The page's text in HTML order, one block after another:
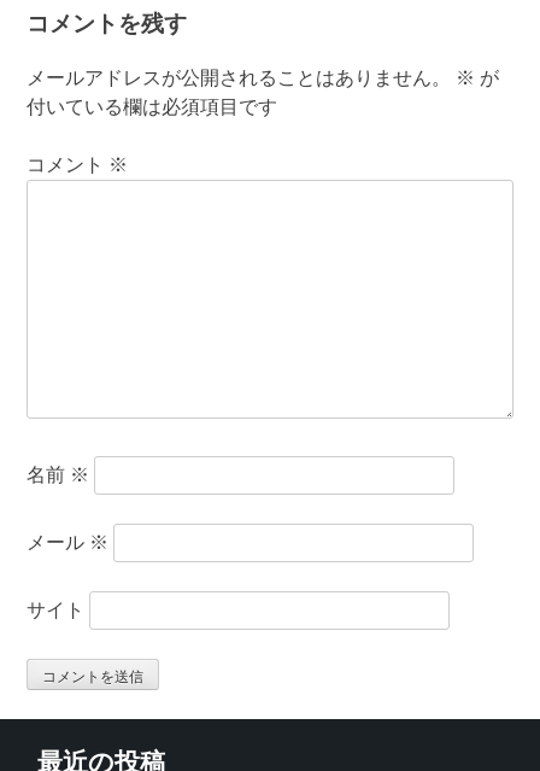
コメントを残す
メールアドレスが公開されることはありません。 ※ が
付いている欄は必須項目です
コメント ※
名前 ※
メール ※
サイト
最近の投稿